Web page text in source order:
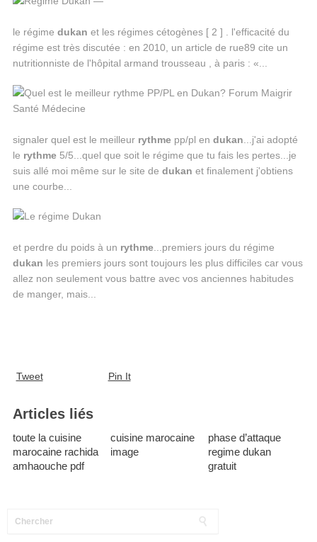
le régime dukan et les régimes cétogènes [ 2 ] . l'efficacité du
régime est très discutée : en 2010, un article de rue89 cite un
nutritionniste de l'hôpital armand trousseau , à paris : «...
signaler quel est le meilleur rythmepp/pl en dukan ...j'ai adopté
le rythme5/5...quel que soit le régime que tu fais les pertes...je
suis allé moi même sur le site de dukan et finalement j'obtiens
une courbe...
et perdre du poids à un rythme...premiers jours du régime
dukan les premiers jours sont toujours les plus difficiles car vous
allez non seulement vous battre avec vos anciennes habitudes
de manger, mais...
Tweet Pin It
Articles liés
toute la cuisine
marocaine rachida
amhaouche pdf
cuisine marocaine
image
phase d’attaque
regime dukan
gratuit